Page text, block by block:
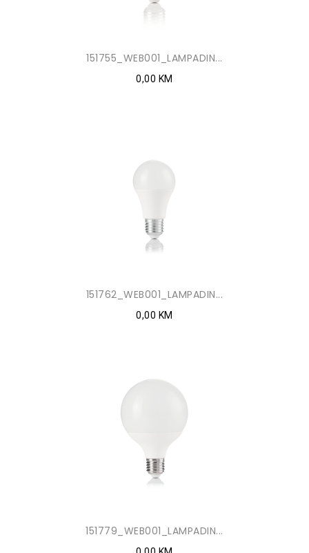
151755_WEB001_LAMPADIN...
0,00 KM
151762_WEB001_LAMPADIN...
0,00 KM
151779_WEB001_LAMPADIN...